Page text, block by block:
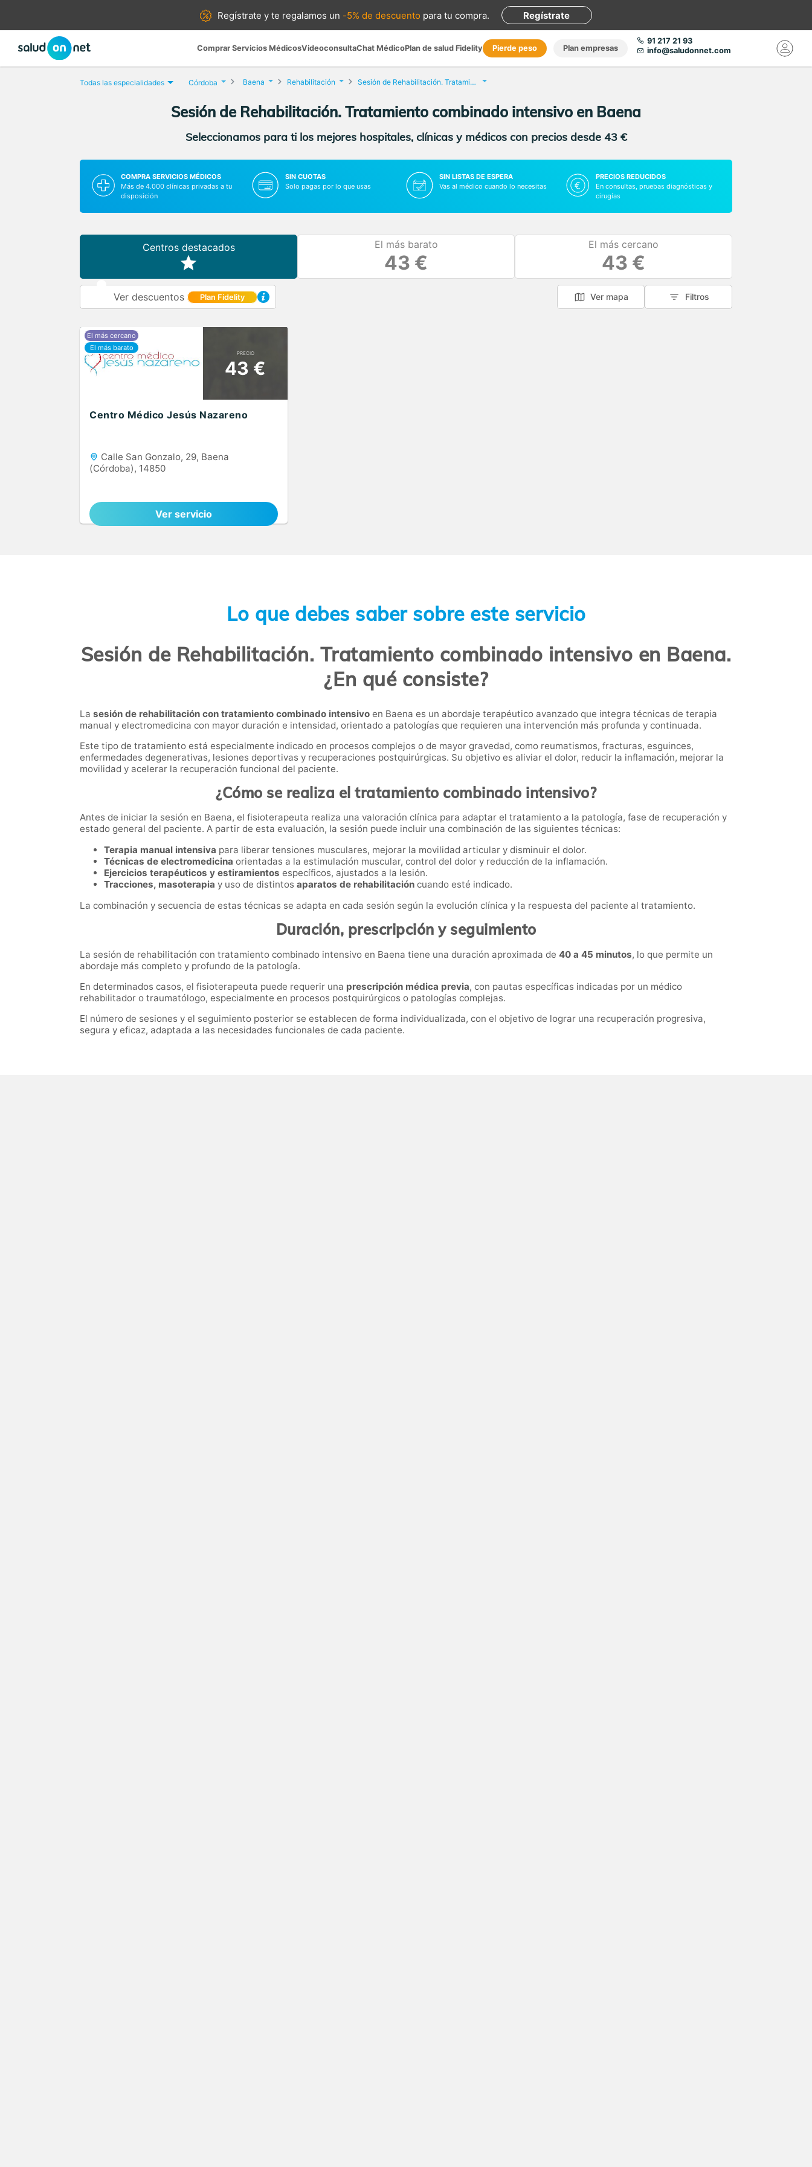
Regístrate yte regalamos un -5% de descuento para tu compra. Regístrate
Comprar Servicios MédicosVideoconsultaChat MédicoPlan de salud Fidelity Pierde peso Plan empresas
91 217 21 93
info@saludonnet.com
Todas las especialidades Córdoba Baena Rehabilitación Sesión de Rehabilitación. Tratamiento combinado intensivo
Sesión de Rehabilitación. Tratamiento combinado intensivo en Baena
Seleccionamos para ti los mejores hospitales, clínicas y médicos con precios desde 43 €
COMPRA SERVICIOS MÉDICOS
Más de 4.000 clínicas privadas a tu
disposición
SIN CUOTAS
Solo pagas por lo que usas
SIN LISTAS DE ESPERA
Vas al médico cuando lo necesitas
PRECIOS REDUCIDOS
En consultas, pruebas diagnósticas y
cirugías
Centros destacados El más barato
43 €
El más cercano
43 €
Ver descuentos Plan Fidelity Ver mapa Filtros
PRECIO
43 €
Centro Médico Jesús Nazareno
Calle San Gonzalo, 29, Baena
(Córdoba), 14850
Ver servicio
Lo que debes saber sobre este servicio
Sesión de Rehabilitación. Tratamiento combinado intensivo en Baena.
¿En qué consiste?
La sesión de rehabilitación con tratamiento combinado intensivo en Baena es un abordaje terapéutico avanzado que integra técnicas de terapia
manual y electromedicina con mayor duración e intensidad, orientado a patologías que requieren una intervención más profunda y continuada.
Este tipo de tratamiento está especialmente indicado en procesos complejos o de mayor gravedad, como reumatismos, fracturas, esguinces,
enfermedades degenerativas, lesiones deportivas y recuperaciones postquirúrgicas. Su objetivo es aliviar el dolor, reducir la inflamación, mejorar la
movilidad y acelerar la recuperación funcional del paciente.
¿Cómo se realiza el tratamiento combinado intensivo?
Antes de iniciar la sesión en Baena, el fisioterapeuta realiza una valoración clínica para adaptar el tratamiento a la patología, fase de recuperación y
estado general del paciente. A partir de esta evaluación, la sesión puede incluir una combinación de las siguientes técnicas:
Terapia manual intensiva para liberar tensiones musculares, mejorar la movilidad articular y disminuir el dolor.
Técnicas de electromedicina orientadas a la estimulación muscular, control del dolor y reducción de la inflamación.
Ejercicios terapéuticos y estiramientos específicos, ajustados a la lesión.
Tracciones, masoterapia y uso de distintos aparatos de rehabilitación cuando esté indicado.
La combinación y secuencia de estas técnicas se adapta en cada sesión según la evolución clínica y la respuesta del paciente al tratamiento.
Duración, prescripción y seguimiento
La sesión de rehabilitación con tratamiento combinado intensivo en Baena tiene una duración aproximada de 40 a 45 minutos, lo que permite un
abordaje más completo y profundo de la patología.
En determinados casos, el fisioterapeuta puede requerir una prescripción médica previa, con pautas específicas indicadas por un médico
rehabilitador o traumatólogo, especialmente en procesos postquirúrgicos o patologías complejas.
El número de sesiones y el seguimiento posterior se establecen de forma individualizada, con el objetivo de lograr una recuperación progresiva,
segura y eficaz, adaptada a las necesidades funcionales de cada paciente.